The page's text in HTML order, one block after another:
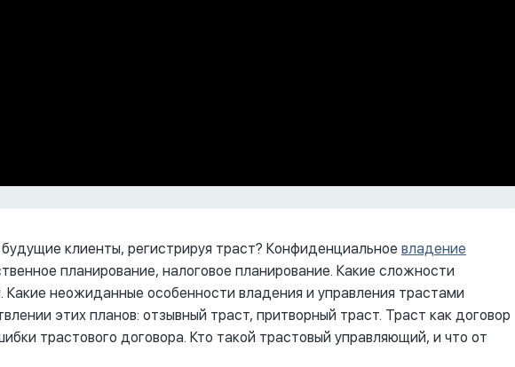
клиенты, регистрируя траст? Конфиденциальное владение
планирование, налоговое планирование. Какие сложности
Какие неожиданные особенности владения и управления трастами
этих планов: отзывный траст, притворный траст. Траст как договор
трастового договора. Кто такой трастовый управляющий, и что от